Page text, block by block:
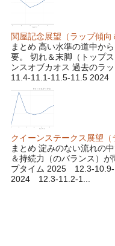
関屋記念展望（ラップ傾向
まとめ 高い水準の道中か
要。 切れ＆末脚（トップ
ンスオブカオス 過去のラ
11.4-11.1-11.5-11.5 2024
クイーンステークス展望
まとめ 淀みのない流れの
＆持続力（のバランス）
プタイム 2025 12.3-
2024 12.3-11.2-1...